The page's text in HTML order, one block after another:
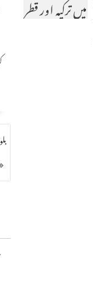
میں ترکیہ اور قطر